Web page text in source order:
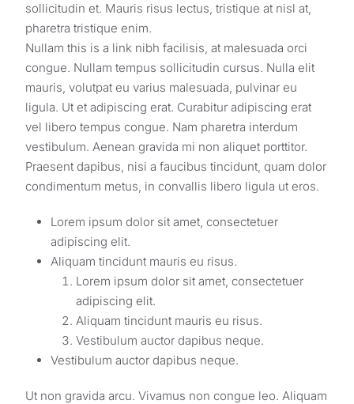
sollicitudin et. Mauris risus lectus, tristique at nisl at,
pharetra tristique enim.
Nullam this is a link nibh facilisis, at malesuada orci
congue. Nullam tempus sollicitudin cursus. Nulla elit
mauris, volutpat eu varius malesuada, pulvinar eu
ligula. Ut et adipiscing erat. Curabitur adipiscing erat
vel libero tempus congue. Nam pharetra interdum
vestibulum. Aenean gravida mi non aliquet porttitor.
Praesent dapibus, nisi a faucibus tincidunt, quam dolor
condimentum metus, in convallis libero ligula ut eros.
Lorem ipsum dolor sit amet, consectetuer
adipiscing elit.
Aliquam tincidunt mauris eu risus.
Lorem ipsum dolor sit amet, consectetuer
adipiscing elit.
Aliquam tincidunt mauris eu risus.
Vestibulum auctor dapibus neque.
Vestibulum auctor dapibus neque.
Ut non gravida arcu. Vivamus non congue leo. Aliquam